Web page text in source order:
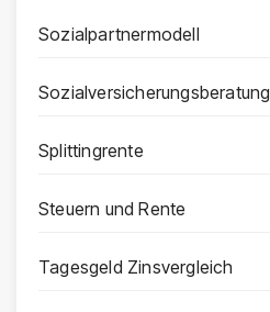
Sozialpartnermodell
Sozialversicherungsberatung
Splittingrente
Steuern und Rente
Tagesgeld Zinsvergleich